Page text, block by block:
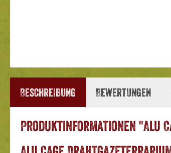
Beschreibung Bewertungen
Produktinformationen "Alu